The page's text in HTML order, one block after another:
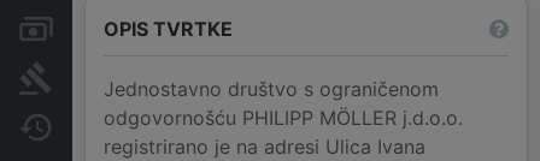
Računi i blokade
Sudske objave
Javne nabavke
OPIS TVRTKE
Jednostavno društvo s ograničenom
odgovornošću PHILIPP MÖLLER j.d.o.o.
registrirano je na adresi Ulica Ivana